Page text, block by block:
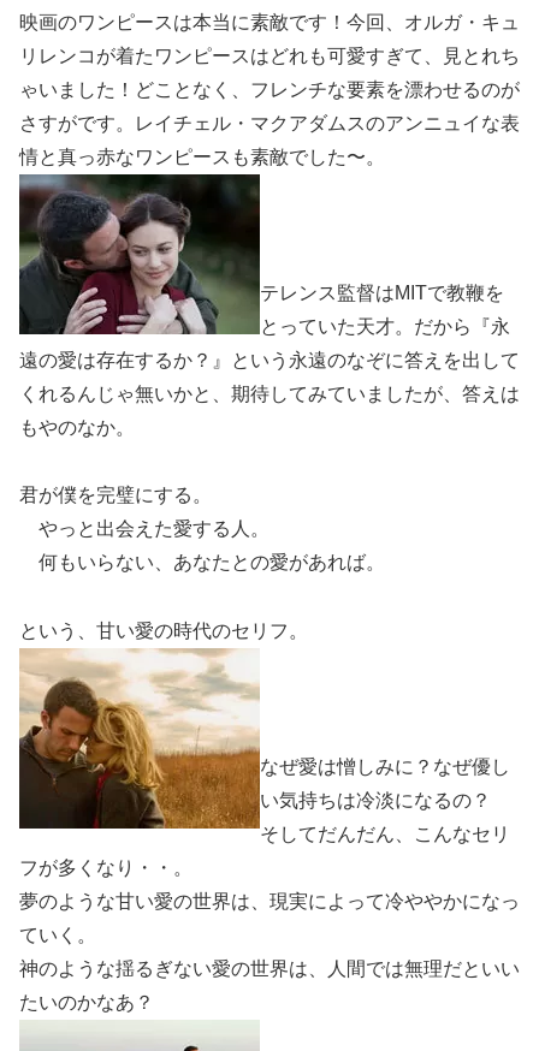
映画のワンピースは本当に素敵です！今回、オルガ・キュ
リレンコが着たワンピースはどれも可愛すぎて、見とれち
ゃいました！どことなく、フレンチな要素を漂わせるのが
さすがです。レイチェル・マクアダムスのアンニュイな表
情と真っ赤なワンピースも素敵でした〜。
テレンス監督はMITで教鞭を
とっていた天才。だから『永
遠の愛は存在するか？』という永遠のなぞに答えを出して
くれるんじゃ無いかと、期待してみていましたが、答えは
もやのなか。
君が僕を完璧にする。
やっと出会えた愛する人。
何もいらない、あなたとの愛があれば。
という、甘い愛の時代のセリフ。
なぜ愛は憎しみに？なぜ優し
い気持ちは冷淡になるの？
そしてだんだん、こんなセリ
フが多くなり・・。
夢のような甘い愛の世界は、現実によって冷ややかになっ
ていく。
神のような揺るぎない愛の世界は、人間では無理だといい
たいのかなあ？